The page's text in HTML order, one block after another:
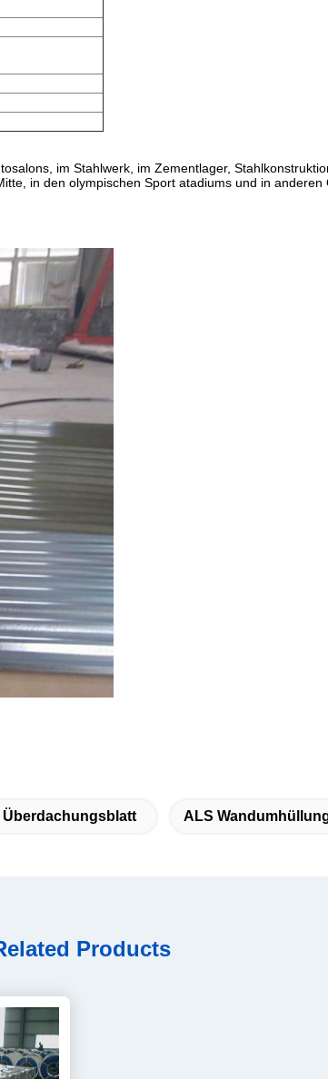
im Stahlwerk, im Zementlager,
in den olympischen Sport atadiums und in
Überdachungsblatt ALS
Products